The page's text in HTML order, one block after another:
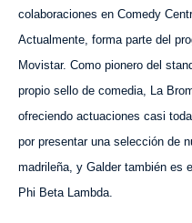
colaboraciones en Comedy
Actualmente, forma parte del
Movistar. Como pionero del
propio sello de comedia, La
ofreciendo actuaciones casi
por presentar una selección de
madrileña, y Galder también es
Phi Beta Lambda.